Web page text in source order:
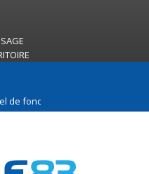
fonds incendies de forêt